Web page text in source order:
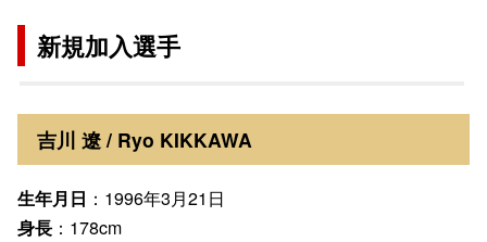
新規加入選手
吉川 遼 / Ryo KIKKAWA
生年月日 ：1996年3月21日
身長 ：178cm